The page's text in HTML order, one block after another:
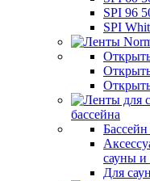
SPI 96
SPI
бассейна
сауны и
Для